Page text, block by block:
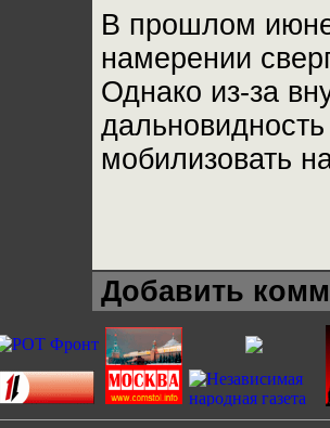
В прошлом
намерении
Однако из-за
мобилизовать
Добавить